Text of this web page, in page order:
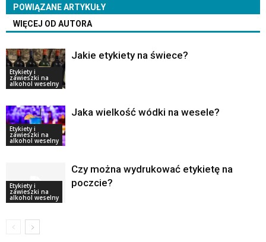
POWIĄZANE ARTYKUŁY
WIĘCEJ OD AUTORA
Etykiety i
zawieszki na
alkohol weselny
Jakie etykiety na świece?
Etykiety i
zawieszki na
alkohol weselny
Jaka wielkość wódki na wesele?
Etykiety i
zawieszki na
alkohol weselny
Czy można wydrukować etykietę na
poczcie?